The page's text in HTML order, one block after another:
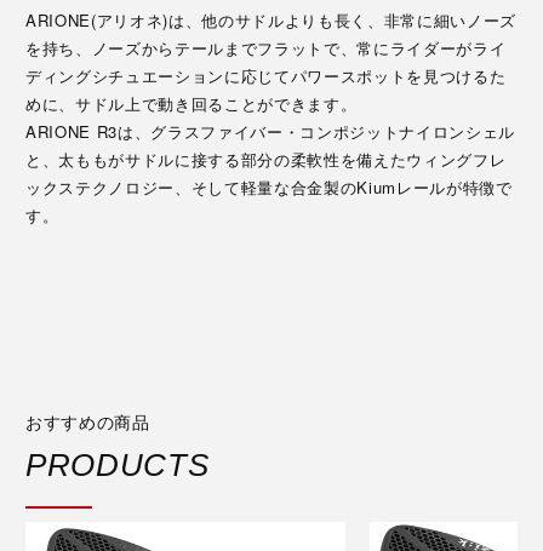
ARIONE(アリオネ)は、他のサドルよりも長く、非常に細いノーズ
を持ち、ノーズからテールまでフラットで、常にライダーがライ
ディングシチュエーションに応じてパワースポットを見つけるた
めに、サドル上で動き回ることができます。
ARIONE R3は、グラスファイバー・コンポジットナイロンシェル
と、太ももがサドルに接する部分の柔軟性を備えたウィングフレ
ックステクノロジー、そして軽量な合金製のKiumレールが特徴で
す。
おすすめの商品
PRODUCTS